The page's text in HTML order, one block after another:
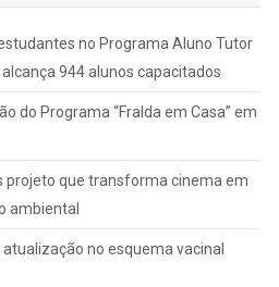
no Programa Aluno Tutor
944 alunos capacitados
do Programa “Fralda em Casa” em
projeto que transforma cinema em
ambiental
no esquema vacinal